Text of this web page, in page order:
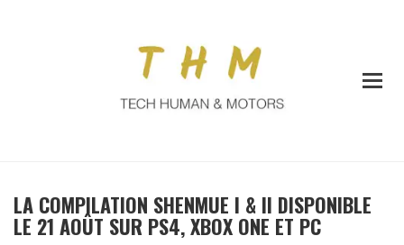
LA COMPILATION SHENMUE I & II DISPONIBLE
LE 21 AOÛT SUR PS4, XBOX ONE ET PC